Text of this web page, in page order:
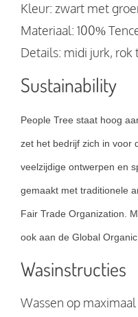
Kleur: zwart met
Materiaal: 100%
Details: midi jurk,
Sustainability
People Tree staat hoog
zet het bedrijf zich in voor
veelzijdige ontwerpen en
gemaakt met traditionele
Fair Trade Organization.
ook aan de Global
Wasinstructies
Wassen op